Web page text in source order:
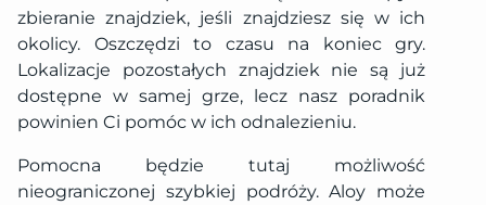
zbieranie znajdziek, jeśli znajdziesz się w ich
okolicy. Oszczędzi to czasu na koniec gry.
Lokalizacje pozostałych znajdziek nie są już
dostępne w samej grze, lecz nasz poradnik
powinien Ci pomóc w ich odnalezieniu.
Pomocna będzie tutaj możliwość
nieograniczonej szybkiej podróży. Aloy może